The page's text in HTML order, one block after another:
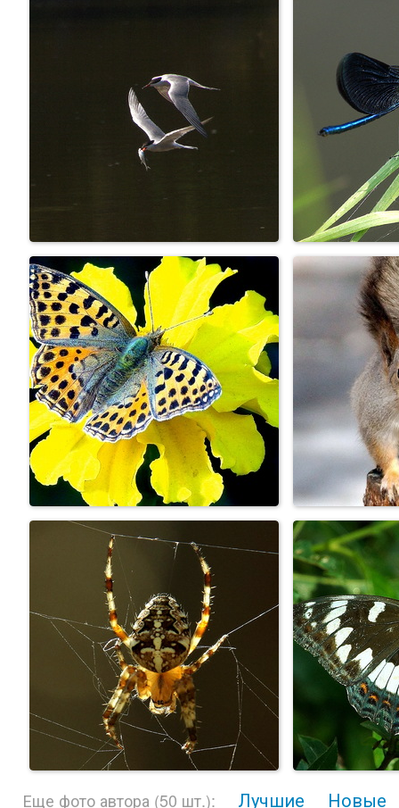
Еще фото автора (50 шт.): Лучшие Новые